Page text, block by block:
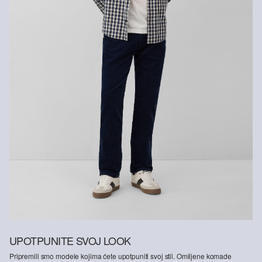
UPOTPUNITE SVOJ LOOK
Pripremili smo modele kojima ćete upotpuniti svoj stil. Omiljene komade